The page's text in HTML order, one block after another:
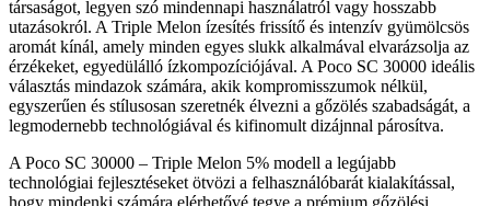
társaságot, legyen szó mindennapi használatról vagy hosszabb
utazásokról. A Triple Melon ízesítés frissítő és intenzív gyümölcsös
aromát kínál, amely minden egyes slukk alkalmával elvarázsolja az
érzékeket, egyedülálló ízkompozíciójával. A Poco SC 30000 ideális
választás mindazok számára, akik kompromisszumok nélkül,
egyszerűen és stílusosan szeretnék élvezni a gőzölés szabadságát, a
legmodernebb technológiával és kifinomult dizájnnal párosítva.
A Poco SC 30000 – Triple Melon 5% modell a legújabb
technológiai fejlesztéseket ötvözi a felhasználóbarát kialakítással,
hogy mindenki számára elérhetővé tegye a prémium gőzölési